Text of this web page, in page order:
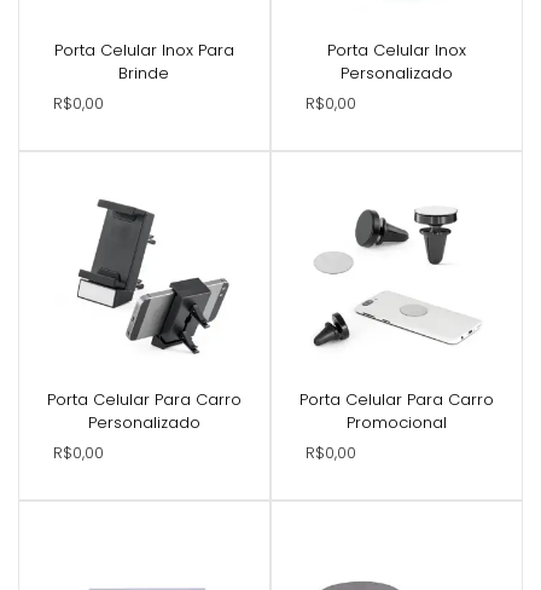
Porta Celular Inox Para
Brinde
R$0,00
Porta Celular Inox
Personalizado
R$0,00
Porta Celular Para Carro
Personalizado
R$0,00
Porta Celular Para Carro
Promocional
R$0,00